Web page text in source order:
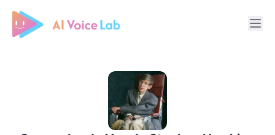
Free AI Cover & AI Voice Over